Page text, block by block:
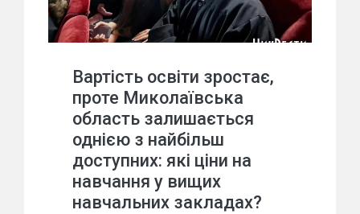
Вартість освіти зростає,
проте Миколаївська
область залишається
однією з найбільш
доступних: які ціни на
навчання у вищих
навчальних закладах?